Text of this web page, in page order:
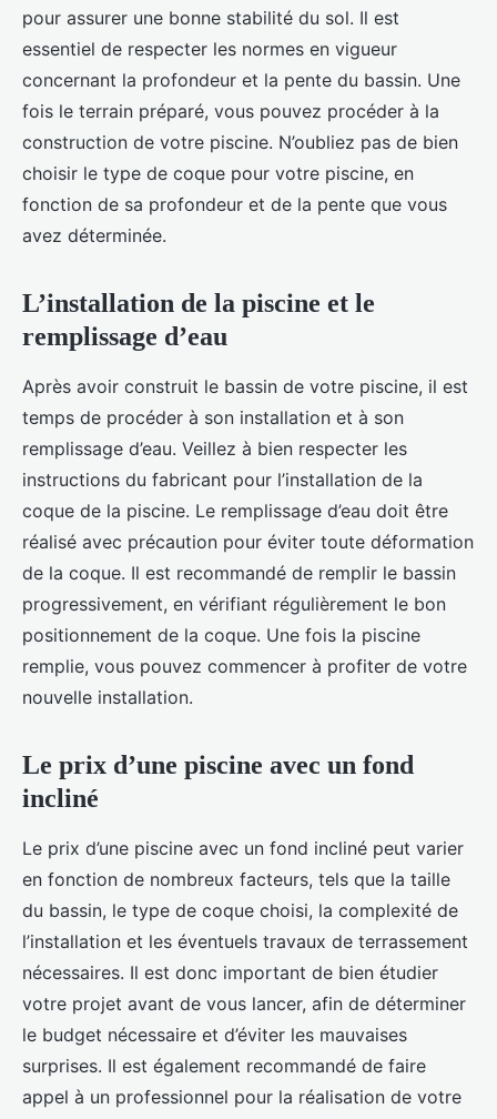
pour assurer une bonne stabilité du sol. Il est
essentiel de respecter les normes en vigueur
concernant la profondeur et la pente du bassin. Une
fois le terrain préparé, vous pouvez procéder à la
construction de votre piscine. N’oubliez pas de bien
choisir le type de coque pour votre piscine, en
fonction de sa profondeur et de la pente que vous
avez déterminée.
L’installation de la piscine et le
remplissage d’eau
Après avoir construit le bassin de votre piscine, il est
temps de procéder à son installation et à son
remplissage d’eau. Veillez à bien respecter les
instructions du fabricant pour l’installation de la
coque de la piscine. Le remplissage d’eau doit être
réalisé avec précaution pour éviter toute déformation
de la coque. Il est recommandé de remplir le bassin
progressivement, en vérifiant régulièrement le bon
positionnement de la coque. Une fois la piscine
remplie, vous pouvez commencer à profiter de votre
nouvelle installation.
Le prix d’une piscine avec un fond
incliné
Le prix d’une piscine avec un fond incliné peut varier
en fonction de nombreux facteurs, tels que la taille
du bassin, le type de coque choisi, la complexité de
l’installation et les éventuels travaux de terrassement
nécessaires. Il est donc important de bien étudier
votre projet avant de vous lancer, afin de déterminer
le budget nécessaire et d’éviter les mauvaises
surprises. Il est également recommandé de faire
appel à un professionnel pour la réalisation de votre